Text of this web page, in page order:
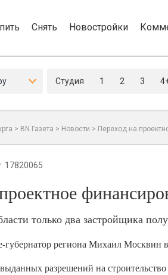
Снять Новостройки
Студия 1 2 3
> BN Газета > Новости > Переход на
17820065
только два застройщика
региона Михаил Москвин
разрешений на